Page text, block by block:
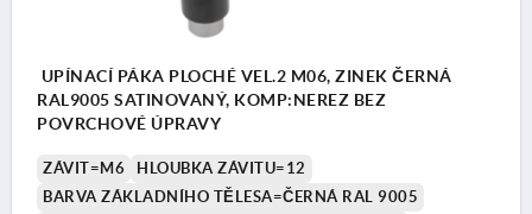
UPÍNACÍ PÁKA PLOCHÉ VEL.2 M06, ZINEK ČERNÁ
RAL9005 SATINOVANÝ, KOMP:NEREZ BEZ
POVRCHOVÉ ÚPRAVY
ZÁVIT=M6
HLOUBKA ZÁVITU=12
BARVA ZÁKLADNÍHO TĚLESA=ČERNÁ RAL 9005